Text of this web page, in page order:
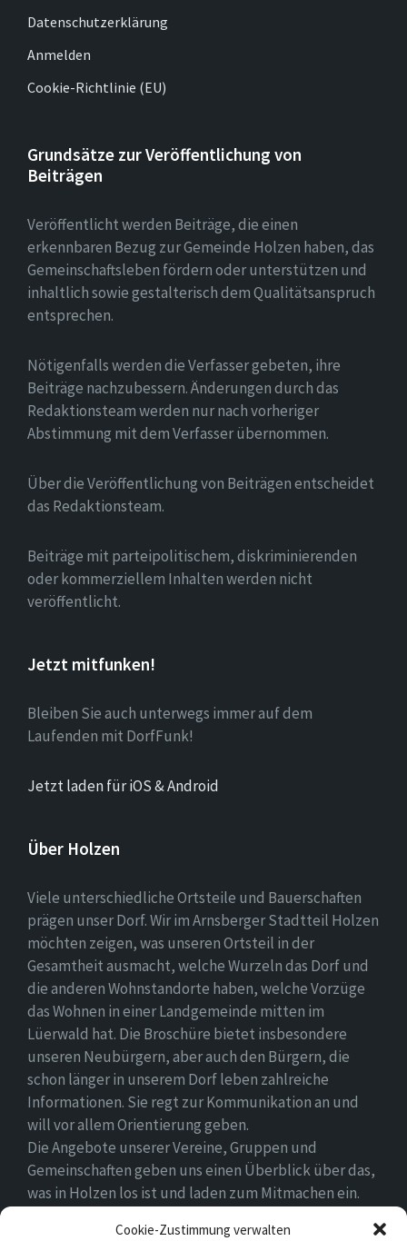
Cookie-Zustimmung verwalten
Datenschutzerklärung
Anmelden
Cookie-Richtlinie (EU)
Grundsätze zur Veröffentlichung von
Beiträgen
Veröffentlicht werden Beiträge, die einen
erkennbaren Bezug zur Gemeinde Holzen haben, das
Gemeinschaftsleben fördern oder unterstützen und
inhaltlich sowie gestalterisch dem Qualitätsanspruch
entsprechen.
Nötigenfalls werden die Verfasser gebeten, ihre
Beiträge nachzubessern. Änderungen durch das
Redaktionsteam werden nur nach vorheriger
Abstimmung mit dem Verfasser übernommen.
Über die Veröffentlichung von Beiträgen entscheidet
das Redaktionsteam.
Beiträge mit parteipolitischem, diskriminierenden
oder kommerziellem Inhalten werden nicht
veröffentlicht.
Jetzt mitfunken!
Bleiben Sie auch unterwegs immer auf dem
Laufenden mit DorfFunk!
Jetzt laden für iOS & Android
Über Holzen
Viele unterschiedliche Ortsteile und Bauerschaften
prägen unser Dorf. Wir im Arnsberger Stadtteil Holzen
möchten zeigen, was unseren Ortsteil in der
Gesamtheit ausmacht, welche Wurzeln das Dorf und
die anderen Wohnstandorte haben, welche Vorzüge
das Wohnen in einer Landgemeinde mitten im
Lüerwald hat. Die Broschüre bietet insbesondere
unseren Neubürgern, aber auch den Bürgern, die
schon länger in unserem Dorf leben zahlreiche
Informationen. Sie regt zur Kommunikation an und
will vor allem Orientierung geben.
Die Angebote unserer Vereine, Gruppen und
Gemeinschaften geben uns einen Überblick über das,
was in Holzen los ist und laden zum Mitmachen ein.